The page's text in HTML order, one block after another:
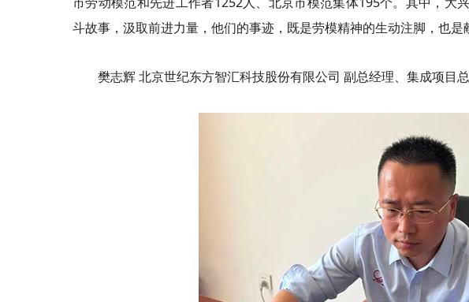
斗故事，汲取前进力量，他们的事迹，既是劳模精神的生动注脚，也是
樊志辉 北京世纪东方智汇科技股份有限公司 副总经理、集成项目